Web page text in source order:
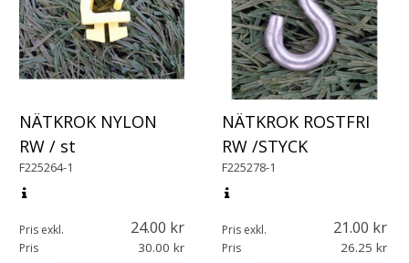
NÄTKROK NYLON
RW / st
F225264-1
Pris exkl. 24.00
Pris 30.00
NÄTKROK ROSTFRI
RW /STYCK
F225278-1
Pris exkl. 21.00
Pris 26.25